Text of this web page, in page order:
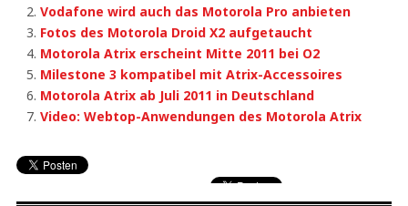
Vodafone wird auch das Motorola Pro anbieten
Fotos des Motorola Droid X2 aufgetaucht
Motorola Atrix erscheint Mitte 2011 bei O2
Milestone 3 kompatibel mit Atrix-Accessoires
Motorola Atrix ab Juli 2011 in Deutschland
Video: Webtop-Anwendungen des Motorola Atrix